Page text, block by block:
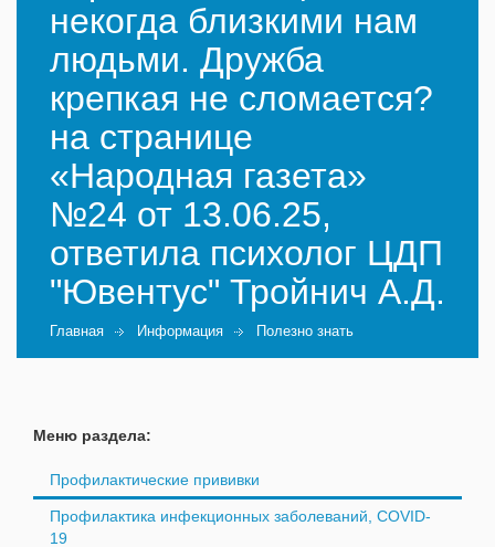
некогда близкими нам
людьми. Дружба
крепкая не сломается?
на странице
«Народная газета»
№24 от 13.06.25,
ответила психолог ЦДП
"Ювентус" Тройнич А.Д.
Главная Информация Полезно знать
Меню раздела:
Профилактические прививки
Профилактика инфекционных заболеваний, COVID-
19